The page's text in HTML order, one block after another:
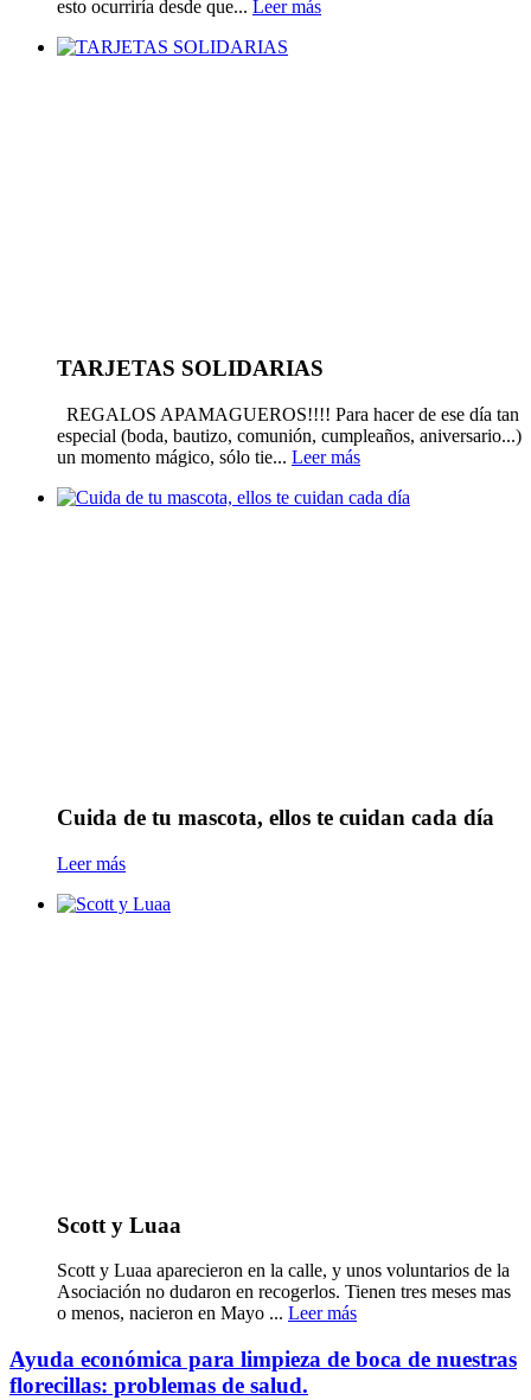
esto ocurriría desde que... Leer más
TARJETAS SOLIDARIAS
REGALOS APAMAGUEROS!!!! Para hacer de ese día tan
especial (boda, bautizo, comunión, cumpleaños, aniversario...)
un momento mágico, sólo tie... Leer más
Cuida de tu mascota, ellos te cuidan cada día
Leer más
Scott y Luaa
Scott y Luaa aparecieron en la calle, y unos voluntarios de la
Asociación no dudaron en recogerlos. Tienen tres meses mas
o menos, nacieron en Mayo ... Leer más
Ayuda económica para limpieza de boca de nuestras
florecillas: problemas de salud.